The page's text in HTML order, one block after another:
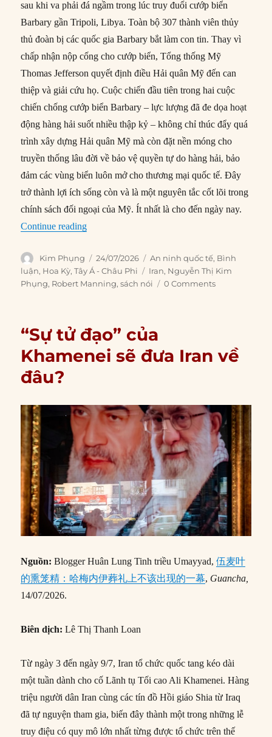
sau khi va phải đá ngầm trong lúc truy đuổi cướp biển
Barbary gần Tripoli, Libya. Toàn bộ 307 thành viên thủy
thủ đoàn bị các quốc gia Barbary bắt làm con tin. Thay vì
chấp nhận nộp cống cho cướp biển, Tổng thống Mỹ
Thomas Jefferson quyết định điều Hải quân Mỹ đến can
thiệp và giải cứu họ. Cuộc chiến đầu tiên trong hai cuộc
chiến chống cướp biển Barbary – lực lượng đã đe dọa hoạt
động hàng hải suốt nhiều thập kỷ – không chỉ thúc đẩy quá
trình xây dựng Hải quân Mỹ mà còn đặt nền móng cho
truyền thống lâu đời về bảo vệ quyền tự do hàng hải, bảo
đảm các vùng biển luôn mở cho thương mại quốc tế. Đây
trở thành lợi ích sống còn và là một nguyên tắc cốt lõi trong
chính sách đối ngoại của Mỹ. Ít nhất là cho đến ngày nay.
Continue reading“Các ‘tài sản chung toàn cầu’ sẽ từ từ biến
Author
Kim Phụng
Posted
on
24/07/2026 Categories
An ninh quốc tế, Bình
luận, Hoa Kỳ,Tây Á - Châu Phi Tags
Iran, Nguyễn Thị Kim
Phụng, Robert Manning,sách nói 0 Comments
“Sự tử đạo” của
Khamenei sẽ đưa Iran về
đâu?
Nguồn:Blogger Huân Lung Tinh triều Umayyad,伍麦叶
的熏笼精：哈梅内伊葬礼上不该出现的一幕, Guancha,
14/07/2026.
Biên dịch: Lê Thị Thanh Loan
Từ ngày 3 đến ngày 9/7, Iran tổ chức quốc tang kéo dài
một tuần dành cho cố Lãnh tụ Tối cao Ali Khamenei. Hàng
triệu người dân Iran cùng các tín đồ Hồi giáo Shia từ Iraq
đã tự nguyện tham gia, biến đây thành một trong những lễ
truy điệu có quy mô lớn nhất từng được tổ chức trên thế